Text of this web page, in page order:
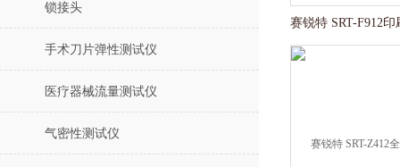
锁接头
手术刀片弹性测试仪
医疗器械流量测试仪
气密性测试仪